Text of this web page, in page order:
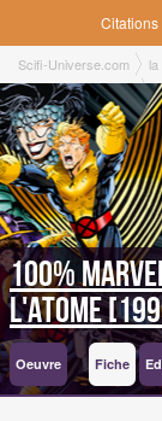
Citations
Scifi-Universe.com
100% Marvel X-Men
100%
l'atome
Oeuvre Fiche